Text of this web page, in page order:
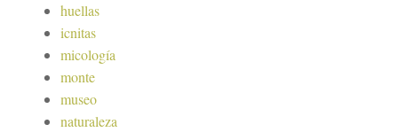
huellas
icnitas
micología
monte
museo
naturaleza